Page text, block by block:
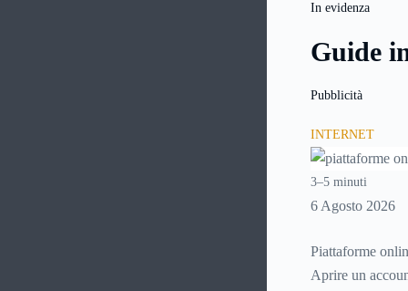
In evidenza
Guide
Pubblicità
INTERNET
3–5 minuti
6 Agosto 2026
Piattaforme
Aprire un